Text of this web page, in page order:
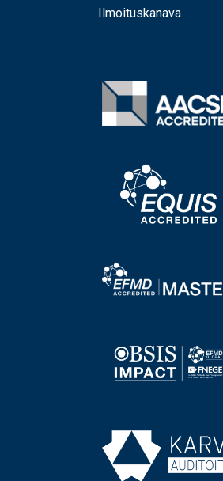
Ilmoituskanava
Image
Image
Image
Image
Image